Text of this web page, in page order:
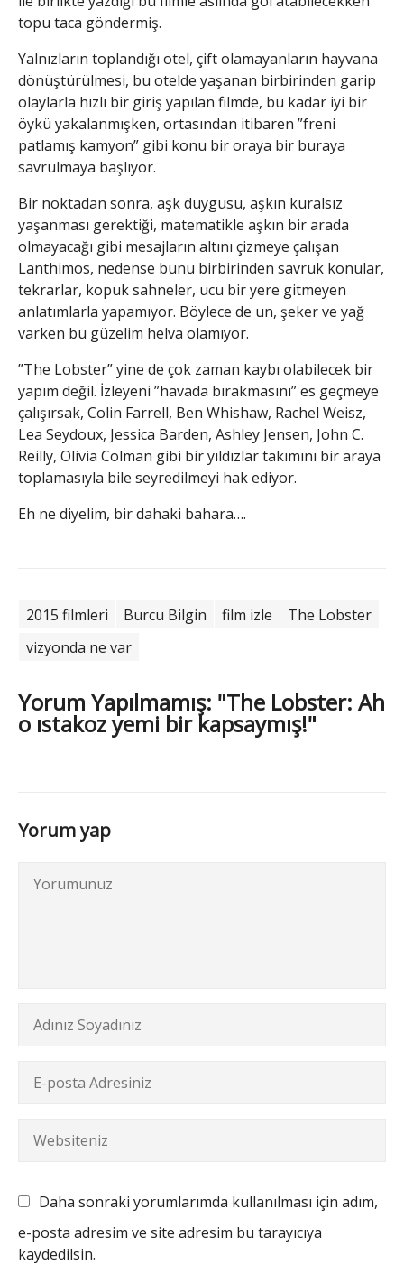
topu taca göndermiş.
Yalnızların toplandığı otel, çift olamayanların hayvana
dönüştürülmesi, bu otelde yaşanan birbirinden garip
olaylarla hızlı bir giriş yapılan filmde, bu kadar iyi bir
öykü yakalanmışken, ortasından itibaren ”freni
patlamış kamyon” gibi konu bir oraya bir buraya
savrulmaya başlıyor.
Bir noktadan sonra, aşk duygusu, aşkın kuralsız
yaşanması gerektiği, matematikle aşkın bir arada
olmayacağı gibi mesajların altını çizmeye çalışan
Lanthimos, nedense bunu birbirinden savruk konular,
tekrarlar, kopuk sahneler, ucu bir yere gitmeyen
anlatımlarla yapamıyor. Böylece de un, şeker ve yağ
varken bu güzelim helva olamıyor.
”The Lobster” yine de çok zaman kaybı olabilecek bir
yapım değil. İzleyeni ”havada bırakmasını” es geçmeye
çalışırsak, Colin Farrell, Ben Whishaw, Rachel Weisz,
Lea Seydoux, Jessica Barden, Ashley Jensen, John C.
Reilly, Olivia Colman gibi bir yıldızlar takımını bir araya
toplamasıyla bile seyredilmeyi hak ediyor.
Eh ne diyelim, bir dahaki bahara….
2015 filmleri Burcu Bilgin film izle
The Lobster
vizyonda ne var
Yorum Yapılmamış: "The Lobster: Ah
o ıstakoz yemi bir kapsaymış!"
Yorum yap
Daha sonraki yorumlarımda kullanılması için adım,
e-posta adresim ve site adresim bu tarayıcıya
kaydedilsin.